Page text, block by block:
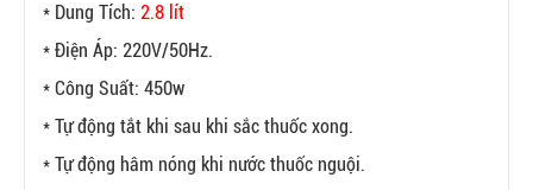
* Dung Tích: 2.8 lít
* Điện Áp: 220V/50Hz.
* Công Suất: 450w
* Tự động tắt khi sau khi sắc thuốc xong.
* Tự động hâm nóng khi nước thuốc nguội.